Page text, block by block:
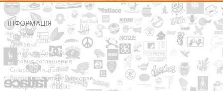
ІНФОРМАЦІЯ
Про нас
Доставка
Оплата та Доставка
Условия соглашения
Співробітництво
Володарям авторських прав
Повернення товарів